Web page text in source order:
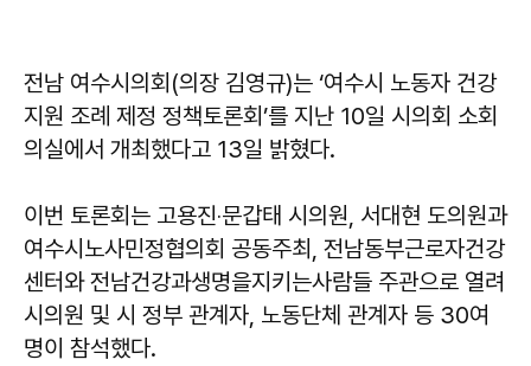
전남 여수시의회(의장 김영규)는 ‘여수시 노동자 건강
지원 조례 제정 정책토론회’를 지난 10일 시의회 소회
의실에서 개최했다고 13일 밝혔다.
이번 토론회는 고용진‧문갑태 시의원, 서대현 도의원과
여수시노사민정협의회 공동주최, 전남동부근로자건강
센터와 전남건강과생명을지키는사람들 주관으로 열려
시의원 및 시 정부 관계자, 노동단체 관계자 등 30여
명이 참석했다.